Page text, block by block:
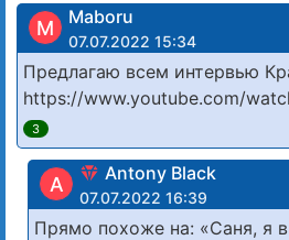
M Maboru
07.07.2022 15:34
Предлагаю всем интервью
https://www.youtube.com/
3
A Antony Black
07.07.2022 16:39
Прямо похоже на: «Саня, я